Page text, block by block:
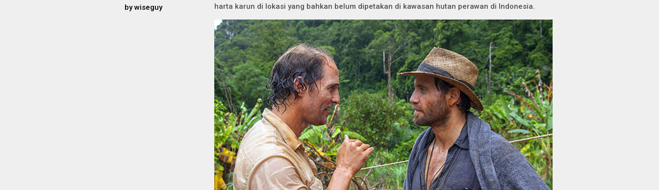
bywiseguy
harta karun di lokasi yang bahkan belum dipetakan di kawasan hutan perawan di Indonesia.